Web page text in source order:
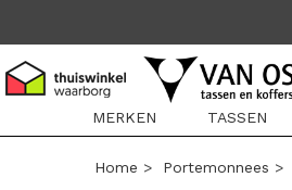
MERKEN
TASSEN
Home > Portemonnees >